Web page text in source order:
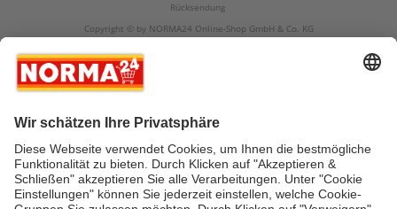
Rücksendung
Copyright © by NORMA24 Online-Shop GmbH & Co. KG